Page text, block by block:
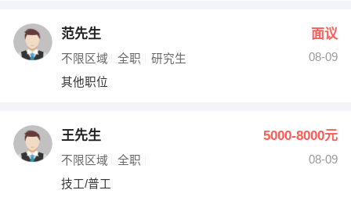
范先生 面议
不限区域 全职 研究生
08-09
其他职位
王先生 5000-8000元
不限区域 全职
08-09
技工/普工